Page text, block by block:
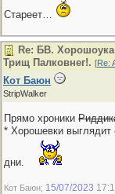
Стареет…
Re: БВ.
Трищ Палковнег!. [Re:
Кот Баюн
StripWalker
Прямо хроники
* Хорошевки выглядит
дни.
Кот Баюн; 15/07/2023